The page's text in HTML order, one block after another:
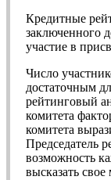
Кредитные
заключенного
участие в
Число
достаточным
рейтинговый
комитета
комитета
Председатель
возможность
высказать